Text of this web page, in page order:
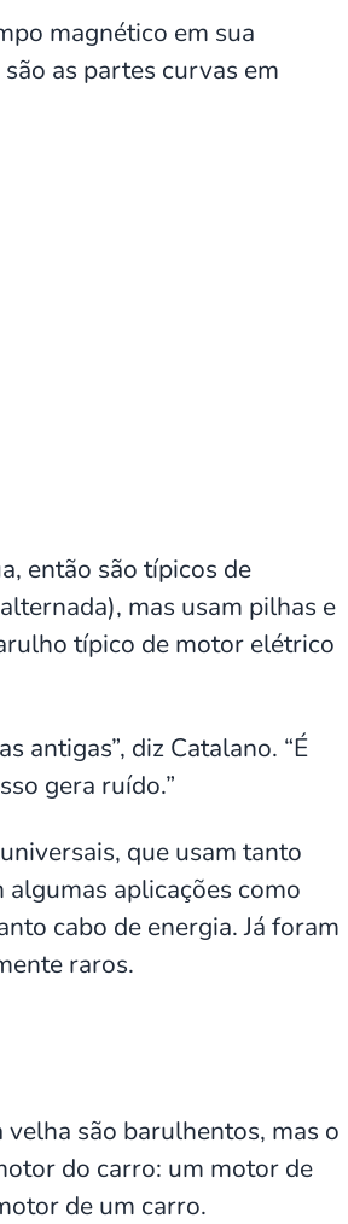
magnético em sua
as partes curvas em
então são típicos de
mas usam pilhas e
típico de motor elétrico
antigas”, diz Catalano. “É
gera ruído.”
que usam tanto
aplicações como
cabo de energia. Já foram
raros.
são barulhentos, mas o
do carro: um motor de
de um carro.